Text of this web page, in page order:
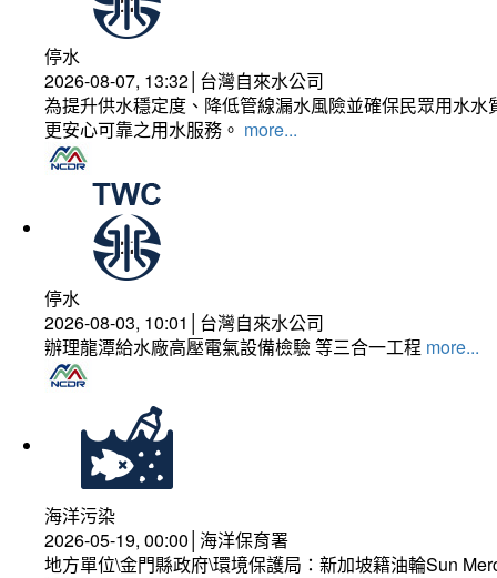
停水
2026-08-07, 13:32│台灣自來水公司
為提升供水穩定度、降低管線漏水風險並確保民眾用水
更安心可靠之用水服務。 more...
停水
2026-08-03, 10:01│台灣自來水公司
辦理龍潭給水廠高壓電氣設備檢驗 等三合一工程 more...
海洋污染
2026-05-19, 00:00│海洋保育署
地方單位\金門縣政府\環境保護局：新加坡籍油輪Sun